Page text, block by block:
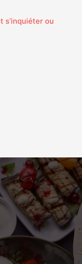
s’inquiéter ou